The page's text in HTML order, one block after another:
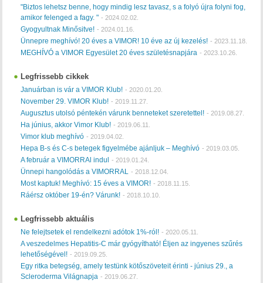
"Biztos lehetsz benne, hogy mindig lesz tavasz, s a folyó újra folyni fog,
amikor felenged a fagy. " - 2024.02.02.
Gyogyultnak Minősitve! - 2024.01.16.
Ünnepre meghívó! 20 éves a VIMOR! 10 éve az új kezelés! - 2023.11.18.
MEGHÍVÓ a VIMOR Egyesület 20 éves születésnapjára - 2023.10.26.
Legfrissebb cikkek
Januárban is vár a VIMOR Klub! - 2020.01.20.
November 29. VIMOR Klub! - 2019.11.27.
Augusztus utolsó péntekén várunk benneteket szeretettel! - 2019.08.27.
Ha június, akkor Vimor Klub! - 2019.06.11.
Vimor klub meghívó - 2019.04.02.
Hepa B-s és C-s betegek figyelmébe ajánljuk – Meghívó - 2019.03.05.
A február a VIMORRAl indul - 2019.01.24.
Ünnepi hangolódás a VIMORRAL - 2018.12.04.
Most kaptuk! Meghívó: 15 éves a VIMOR! - 2018.11.15.
Ráérsz október 19-én? Várunk! - 2018.10.10.
Legfrissebb aktuális
Ne felejtsetek el rendelkezni adótok 1%-ról! - 2020.05.11.
A veszedelmes Hepatitis-C már gyógyítható! Éljen az ingyenes szűrés
lehetőségével! - 2019.09.25.
Egy ritka betegség, amely testünk kötőszöveteit érinti - június 29., a
Scleroderma Világnapja - 2019.06.27.